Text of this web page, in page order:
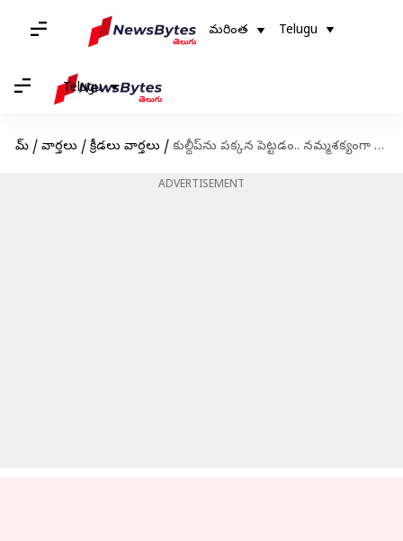
మరింత Telugu
Telugu
హోమ్ / వార్తలు / క్రీడలు వార్తలు / కుల్దీప్‌ను పక్కన పెట్టడం.. నమ్మశక్యంగా లేదు : గవాస్కర్‌
ADVERTISEMENT